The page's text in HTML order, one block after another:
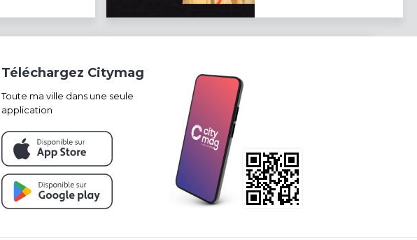
Téléchargez Citymag
Toute ma ville dans une seule
application